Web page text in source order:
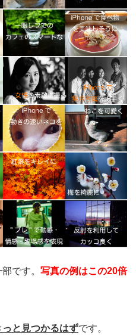
です。 写真の例はこの20倍
と見つかるはずです。